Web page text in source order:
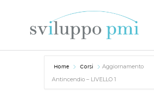
Home Corsi
Aggiornamento
Antincendio – LIVELLO 1